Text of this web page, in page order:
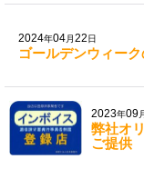
2024年04月22日
ゴールデンウィー
2023年09
弊社オ
ご提供